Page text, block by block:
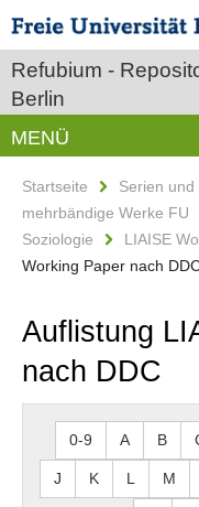
Refubium -
Berlin
MENÜ
Startseite Serien
mehrbändige Werke FU
Soziologie
LIAISE
Working Paper nach
Auflistung
nach DDC
0-9 A B
J K L M